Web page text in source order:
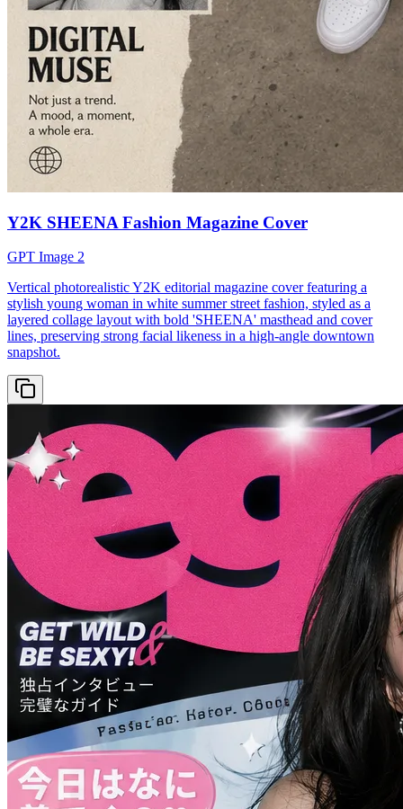
Y2K SHEENA Fashion Magazine Cover
GPT Image 2
Vertical photorealistic Y2K editorial magazine cover featuring a
stylish young woman in white summer street fashion, styled as a
layered collage layout with bold 'SHEENA' masthead and cover
lines, preserving strong facial likeness in a high-angle downtown
snapshot.